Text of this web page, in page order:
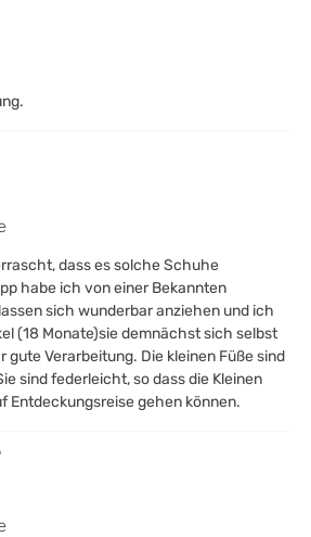
dass es solche Schuhe
habe ich von einer Bekannten
sich wunderbar anziehen und ich
(18 Monate)sie demnächst sich selbst
gute Verarbeitung. Die kleinen Füße sind
sind federleicht, so dass die Kleinen
Entdeckungsreise gehen können.